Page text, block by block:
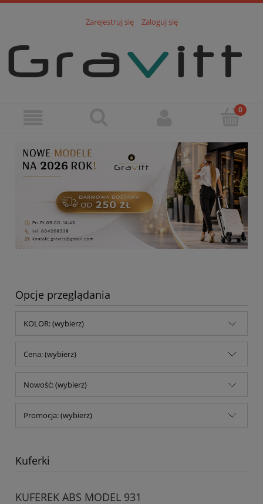
Zarejestruj się Zaloguj się
Opcje przeglądania
KOLOR: (wybierz)
Cena: (wybierz)
Nowość: (wybierz)
Promocja: (wybierz)
Kuferki
KUFEREK ABS MODEL 931